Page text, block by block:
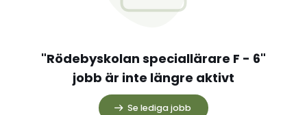
"Rödebyskolan speciallärare F - 6"
jobb är inte längre aktivt
Se lediga jobb